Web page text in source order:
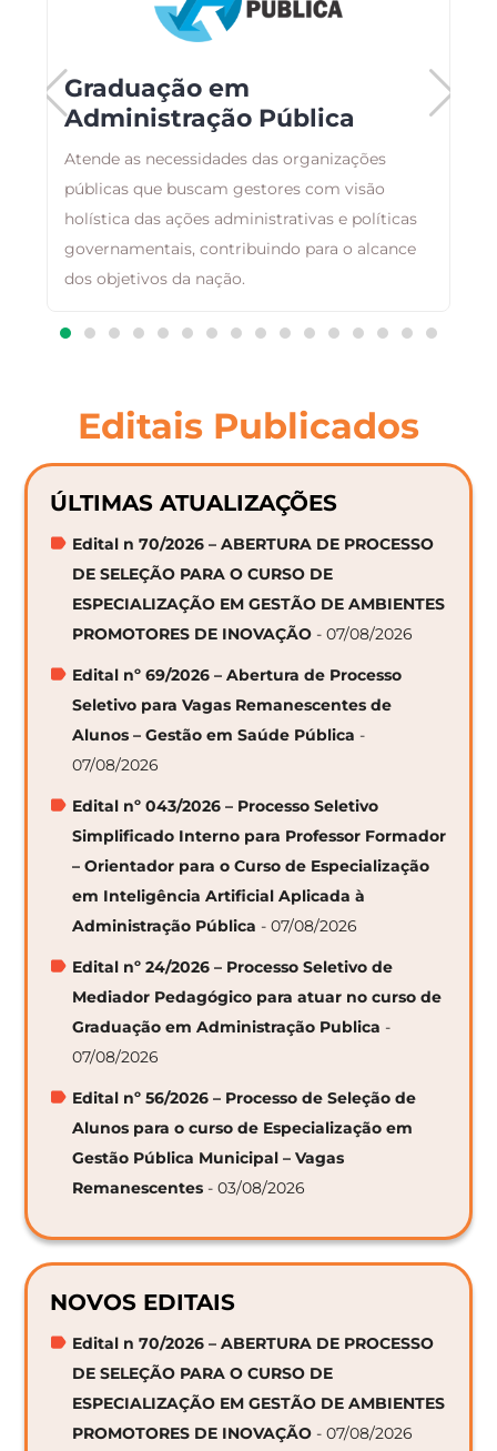
Graduação em
Administração Pública
Atende as necessidades das organizações
públicas que buscam gestores com visão
holística das ações administrativas e políticas
governamentais, contribuindo para o alcance
dos objetivos da nação.
Editais Publicados
ÚLTIMAS ATUALIZAÇÕES
Edital n 70/2026 – ABERTURA DE PROCESSO
DE SELEÇÃO PARA O CURSO DE
ESPECIALIZAÇÃO EM GESTÃO DE AMBIENTES
PROMOTORES DE INOVAÇÃO - 07/08/2026
Edital nº 69/2026 – Abertura de Processo
Seletivo para Vagas Remanescentes de
Alunos – Gestão em Saúde Pública -
07/08/2026
Edital nº 043/2026 – Processo Seletivo
Simplificado Interno para Professor Formador
– Orientador para o Curso de Especialização
em Inteligência Artificial Aplicada à
Administração Pública - 07/08/2026
Edital nº 24/2026 – Processo Seletivo de
Mediador Pedagógico para atuar no curso de
Graduação em Administração Publica -
07/08/2026
Edital nº 56/2026 – Processo de Seleção de
Alunos para o curso de Especialização em
Gestão Pública Municipal – Vagas
Remanescentes - 03/08/2026
NOVOS EDITAIS
Edital n 70/2026 – ABERTURA DE PROCESSO
DE SELEÇÃO PARA O CURSO DE
ESPECIALIZAÇÃO EM GESTÃO DE AMBIENTES
PROMOTORES DE INOVAÇÃO - 07/08/2026